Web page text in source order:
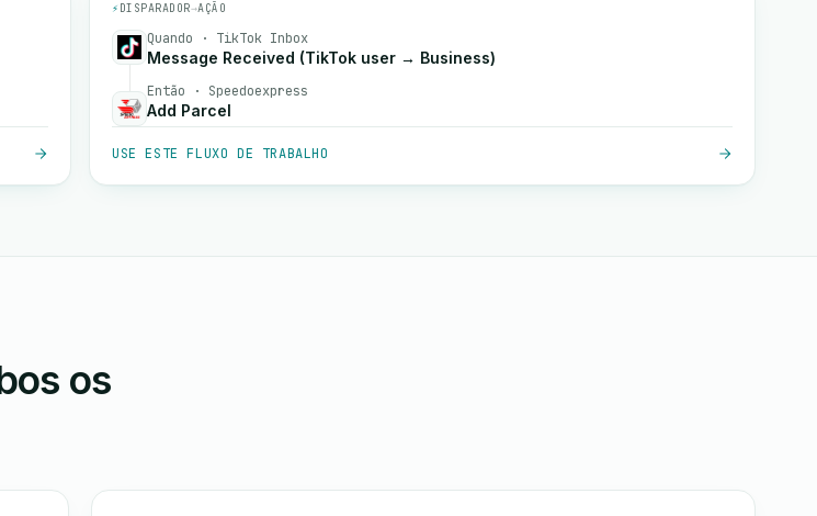
⚡ DISPARADOR→AÇÃO
Quando · TikTok Inbox
Message Received (TikTok user → Business)
Então · Speedoexpress
Add Parcel
USE ESTE FLUXO DE TRABALHO
os